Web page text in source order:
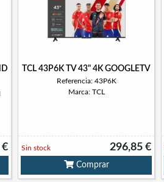
€
TCL 43P6K TV 43" 4K GOOGLETV
Referencia: 43P6K
Marca: TCL
296,85 €
Sin stock
Comprar